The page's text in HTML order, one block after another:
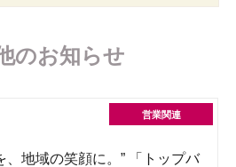
のお知らせ
、地域の笑顔に。” 「トップバ